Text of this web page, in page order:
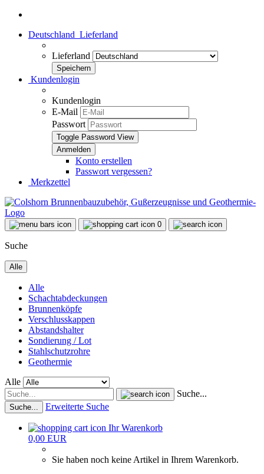
Deutschland Lieferland
Lieferland
Kundenlogin
Kundenlogin
E-Mail
Passwort
Toggle Password View
Konto erstellen
Passwort vergessen?
Merkzettel
0
Suche
Alle
Alle
Schachtabdeckungen
Brunnenköpfe
Verschlusskappen
Abstandshalter
Sondierung / Lot
Stahlschutzrohre
Geothermie
Alle
Suche...
Suche... Erweiterte Suche
Ihr Warenkorb
0,00 EUR
Sie haben noch keine Artikel in Ihrem Warenkorb.